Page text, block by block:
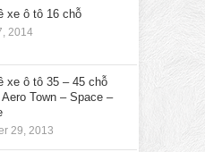
xe ô tô 16 chỗ
2014
xe ô tô 35 – 45 chỗ
Aero Town – Space –
29, 2013